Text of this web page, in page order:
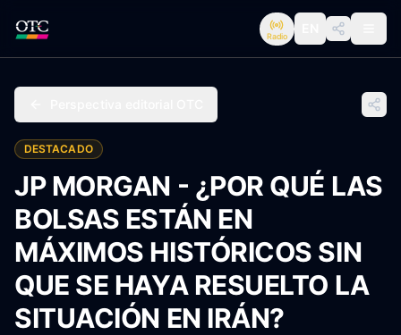
Radio
DESTACADO
JP MORGAN - ¿POR QUÉ LAS
BOLSAS ESTÁN EN
MÁXIMOS HISTÓRICOS SIN
QUE SE HAYA RESUELTO LA
SITUACIÓN EN IRÁN?